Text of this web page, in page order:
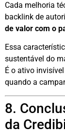
Cada melhoria
backlink de
de valor com o
Essa
sustentável do
É o ativo
quando a
8.
da